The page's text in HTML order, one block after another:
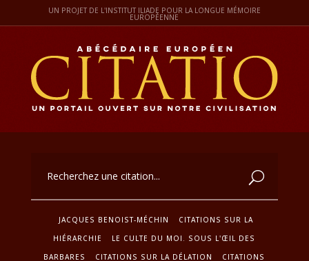
UN PROJET DE L'INSTITUT ILIADE POUR LA LONGUE MÉMOIRE
EUROPÉENNE
JACQUES BENOIST-MÉCHIN
CITATIONS SUR LA
HIÉRARCHIE
LE CULTE DU MOI. SOUS L'ŒIL DES
BARBARES
CITATIONS SUR LA DÉLATION
CITATIONS